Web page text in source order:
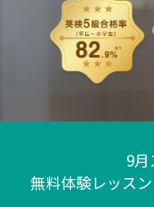
9
無料体験レッスン